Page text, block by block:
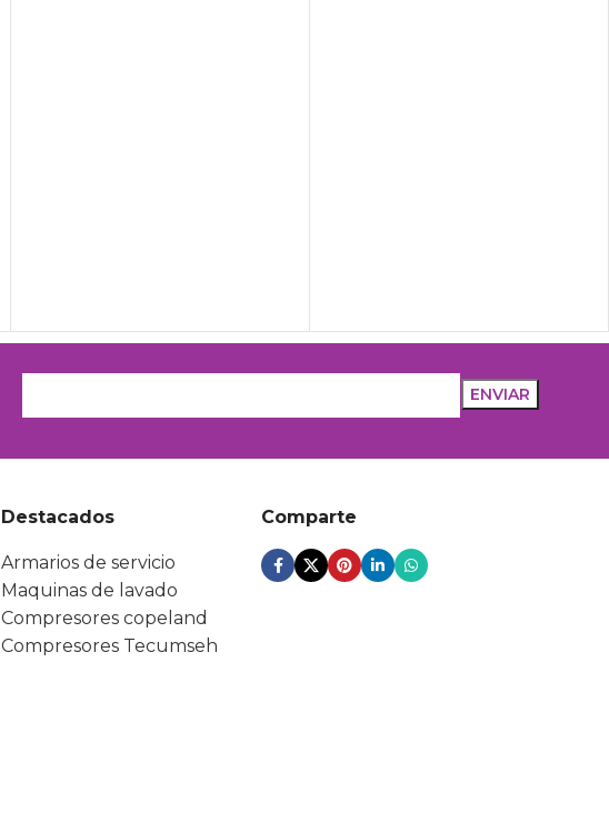
Destacados
Armarios de servicio
Maquinas de lavado
Compresores copeland
Compresores Tecumseh
Comparte